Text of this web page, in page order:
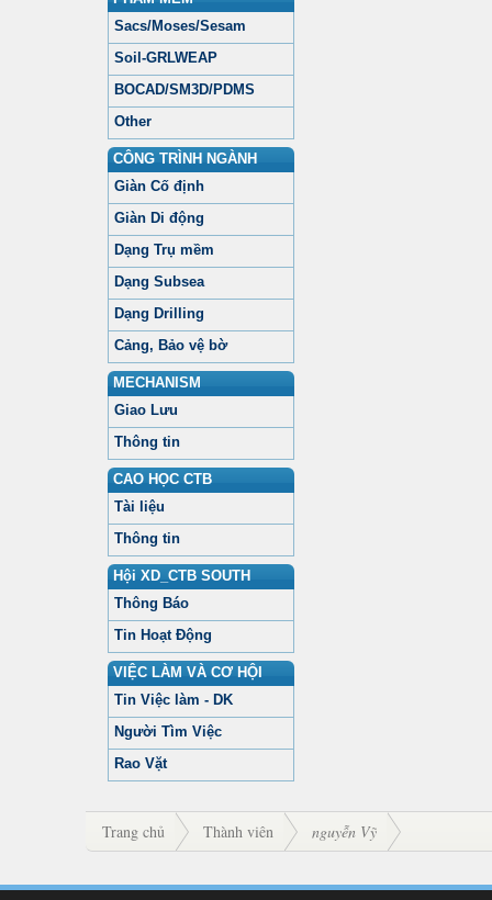
Sacs/Moses/Sesam
Soil-GRLWEAP
BOCAD/SM3D/PDMS
Other
CÔNG TRÌNH NGÀNH
Giàn Cố định
Giàn Di động
Dạng Trụ mềm
Dạng Subsea
Dạng Drilling
Cảng, Bảo vệ bờ
MECHANISM
Giao Lưu
Thông tin
CAO HỌC CTB
Tài liệu
Thông tin
Hội XD_CTB SOUTH
Thông Báo
Tin Hoạt Động
VIỆC LÀM VÀ CƠ HỘI
Tin Việc làm - DK
Người Tìm Việc
Rao Vặt
Trang chủ Thành viên nguyễn Vỹ